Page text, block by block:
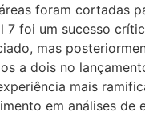
foram cortadas
foi um sucesso
mas
a dois no
mais
em análises